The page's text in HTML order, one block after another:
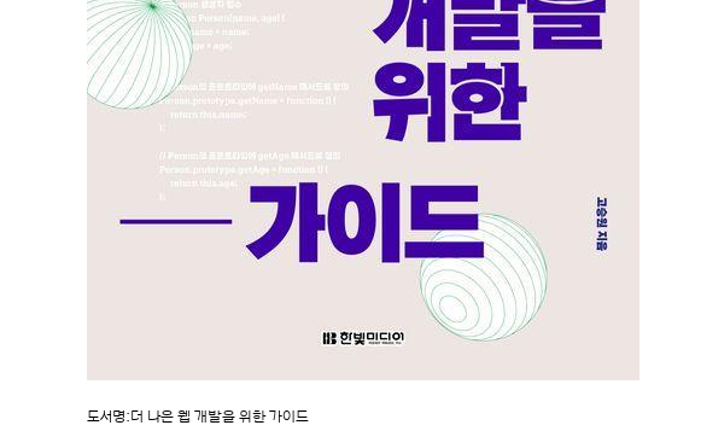
도서명:더 나은 웹 개발을 위한 가이드